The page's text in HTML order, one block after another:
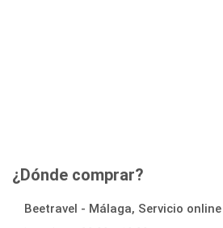
¿Dónde comprar?
Beetravel - Málaga, Servicio online